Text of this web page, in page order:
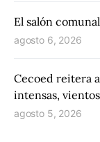
El salón
agosto 6, 2026
Cecoed reitera
intensas,
agosto 5, 2026